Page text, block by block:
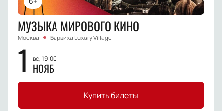
МУЗЫКА МИРОВОГО КИНО
Москва Барвиха Luxury Village
1 вс, 19:00
НОЯБ
Купить билеты